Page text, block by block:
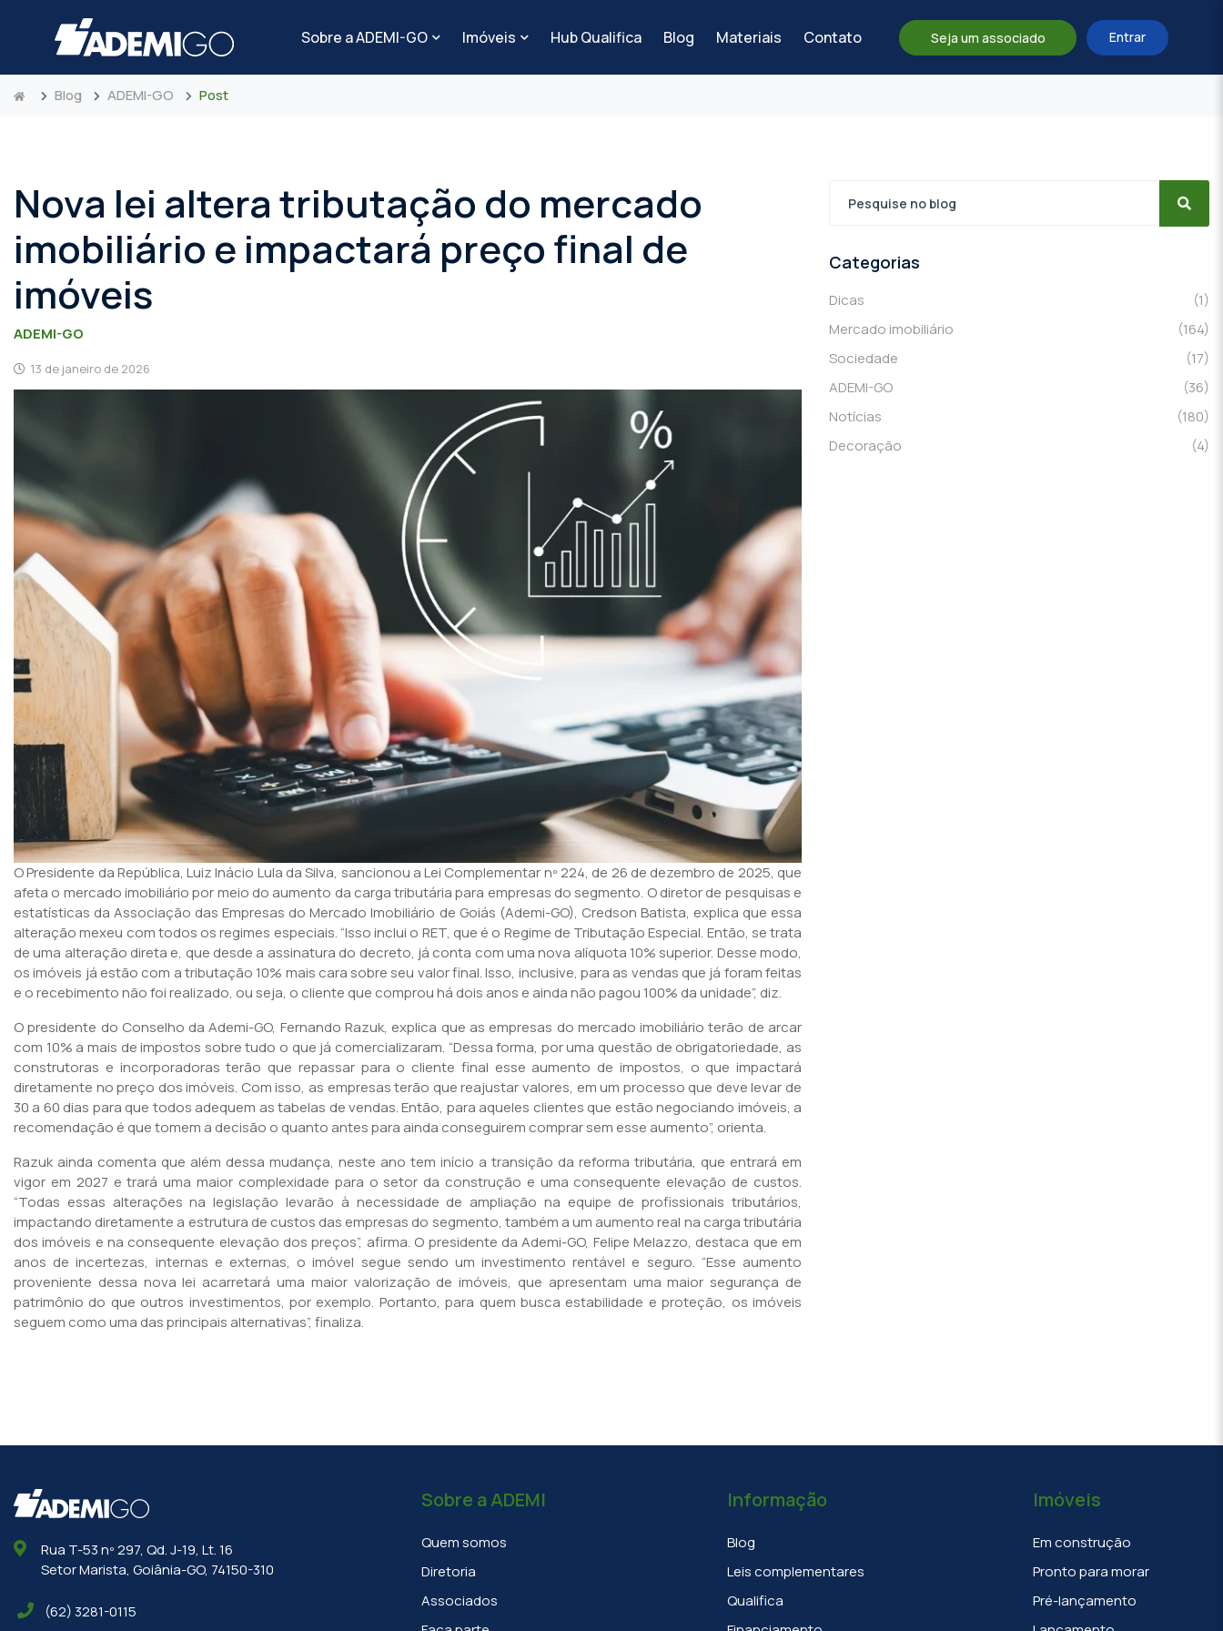
Sobre a ADEMI-GO Imóveis Hub Qualifica Blog Materiais Contato Seja um associado Entrar
Blog ADEMI-GO Post
Nova lei altera tributação do mercado
imobiliário e impactará preço final de
imóveis
ADEMI-GO
13 de janeiro de 2026
O Presidente da República, Luiz Inácio Lula da Silva, sancionou a Lei Complementar nº 224, de 26 de dezembro de 2025, que
afeta o mercado imobiliário por meio do aumento da carga tributária para empresas do segmento. O diretor de pesquisas e
estatísticas da Associação das Empresas do Mercado Imobiliário de Goiás (Ademi-GO), Credson Batista, explica que essa
alteração mexeu com todos os regimes especiais. “Isso inclui o RET, que é o Regime de Tributação Especial. Então, se trata
de uma alteração direta e, que desde a assinatura do decreto, já conta com uma nova alíquota 10% superior. Desse modo,
os imóveis já estão com a tributação 10% mais cara sobre seu valor final. Isso, inclusive, para as vendas que já foram feitas
e o recebimento não foi realizado, ou seja, o cliente que comprou há dois anos e ainda não pagou 100% da unidade”, diz.
O presidente do Conselho da Ademi-GO, Fernando Razuk, explica que as empresas do mercado imobiliário terão de arcar
com 10% a mais de impostos sobre tudo o que já comercializaram. “Dessa forma, por uma questão de obrigatoriedade, as
construtoras e incorporadoras terão que repassar para o cliente final esse aumento de impostos, o que impactará
diretamente no preço dos imóveis. Com isso, as empresas terão que reajustar valores, em um processo que deve levar de
30 a 60 dias para que todos adequem as tabelas de vendas. Então, para aqueles clientes que estão negociando imóveis, a
recomendação é que tomem a decisão o quanto antes para ainda conseguirem comprar sem esse aumento”, orienta.
Razuk ainda comenta que além dessa mudança, neste ano tem início a transição da reforma tributária, que entrará em
vigor em 2027 e trará uma maior complexidade para o setor da construção e uma consequente elevação de custos.
“Todas essas alterações na legislação levarão à necessidade de ampliação na equipe de profissionais tributários,
impactando diretamente a estrutura de custos das empresas do segmento, também a um aumento real na carga tributária
dos imóveis e na consequente elevação dos preços”, afirma. O presidente da Ademi-GO, Felipe Melazzo, destaca que em
anos de incertezas, internas e externas, o imóvel segue sendo um investimento rentável e seguro. “Esse aumento
proveniente dessa nova lei acarretará uma maior valorização de imóveis, que apresentam uma maior segurança de
patrimônio do que outros investimentos, por exemplo. Portanto, para quem busca estabilidade e proteção, os imóveis
seguem como uma das principais alternativas”, finaliza.
Categorias
Dicas
(1)
Mercado imobiliário
(164)
Sociedade
(17)
ADEMI-GO
(36)
Notícias
(180)
Decoração
(4)
Rua T-53 nº 297, Qd. J-19, Lt. 16
Setor Marista, Goiânia-GO, 74150-310
(62) 3281-0115
Sobre a ADEMI
Quem somos
Diretoria
Associados
Informação
Blog
Leis complementares
Qualifica
Imóveis
Em construção
Pronto para morar
Pré-lançamento